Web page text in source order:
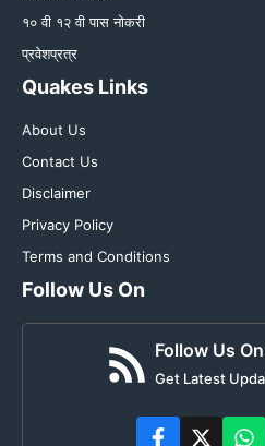
१० वी १२ वी पास नोकरी
प्रवेशप्रत्र
Quakes Links
About Us
Contact Us
Disclaimer
Privacy Policy
Terms and Conditions
Follow Us On
Follow Us
Get Latest